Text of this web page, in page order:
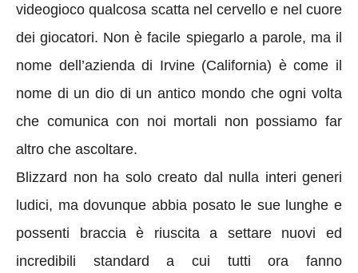
videogioco qualcosa scatta nel cervello e nel cuore
dei giocatori. Non è facile spiegarlo a parole, ma il
nome dell’azienda di Irvine (California) è come il
nome di un dio di un antico mondo che ogni volta
che comunica con noi mortali non possiamo far
altro che ascoltare.
Blizzard non ha solo creato dal nulla interi generi
ludici, ma dovunque abbia posato le sue lunghe e
possenti braccia è riuscita a settare nuovi ed
incredibili standard a cui tutti ora fanno